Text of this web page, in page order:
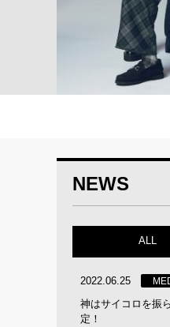
NEWS
ALL
2022.06.25
神はサイコロを振
定！